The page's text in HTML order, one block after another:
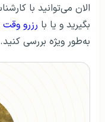
بگیرید و یا با رزرو
به‌طور ویژه بررسی کنید.